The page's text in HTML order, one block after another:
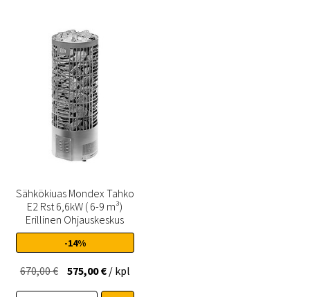
Sähkökiuas Mondex Tahko
E2 Rst 6,6kW ( 6-9 m³)
Erillinen Ohjauskeskus
-14%
670,00€ Alkuperäinen
hinta
575,00€Nykyinen
hinta
/ kpl